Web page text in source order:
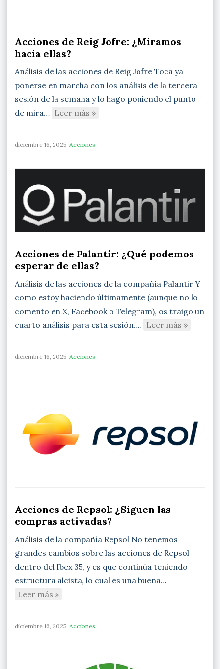
Acciones de Reig Jofre: ¿Miramos
hacia ellas?
Análisis de las acciones de Reig Jofre Toca ya
ponerse en marcha con los análisis de la tercera
sesión de la semana y lo hago poniendo el punto
de mira… Leer más »
diciembre 16, 2025 Acciones
Acciones de Palantir: ¿Qué podemos
esperar de ellas?
Análisis de las acciones de la compañía Palantir Y
como estoy haciendo últimamente (aunque no lo
comento en X, Facebook o Telegram), os traigo un
cuarto análisis para esta sesión…. Leer más »
diciembre 16, 2025 Acciones
Acciones de Repsol: ¿Siguen las
compras activadas?
Análisis de la compañía Repsol No tenemos
grandes cambios sobre las acciones de Repsol
dentro del Ibex 35, y es que continúa teniendo
estructura alcista, lo cual es una buena…
Leer más »
diciembre 16, 2025 Acciones